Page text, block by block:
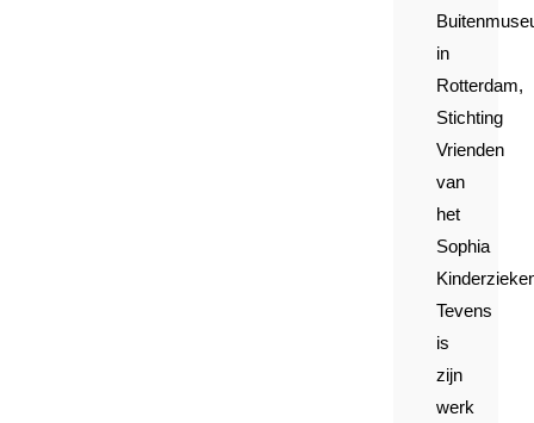
in
Rotterdam,
Stichting
Vrienden
van
het
Sophia
Tevens
is
zijn
werk